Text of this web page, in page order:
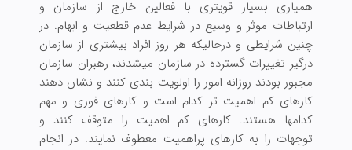
همیاری بسیار قویتری با فعالین خارج از سازمان و
ارتباطات موثر و وسیع در شرایط عدم قطعیت و ابهام. در
چنین شرایطی و درحالیکه هر روز افراد بیشتری از سازمان
درگیر تغییرات گسترده در سازمان میشدند، رهبران سازمان
مجبور بودند روزانه امور را اولویت بندی کنند و نشان دهند
کارهای کم اهمیت تر کدام است و کارهای فوری و مهم
کدامها هستند. کارهای کم اهمیت را متوقف کنند و
توجهات را به کارهای پراهمیت معطوف نمایند. در انجام